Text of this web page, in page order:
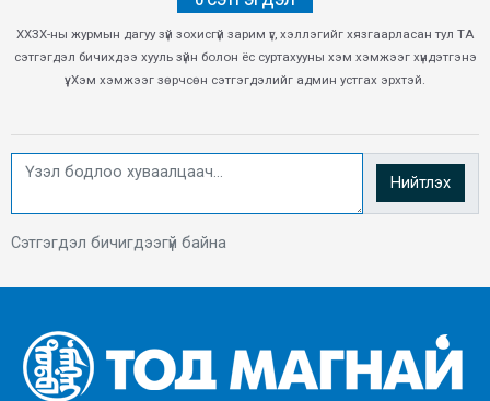
ХХЗХ-ны журмын дагуу зүй зохисгүй зарим үг, хэллэгийг хязгаарласан тул ТА
сэтгэгдэл бичихдээ хууль зүйн болон ёс суртахууны хэм хэмжээг хүндэтгэнэ
үү. Хэм хэмжээг зөрчсөн сэтгэгдэлийг админ устгах эрхтэй.
Нийтлэх
Сэтгэгдэл бичигдээгүй байна